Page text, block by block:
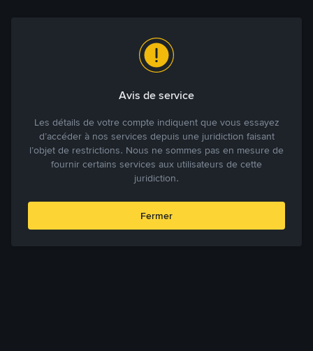
Avis de service
Les détails de votre compte indiquent que vous essayez
d’accéder à nos services depuis une juridiction faisant
l’objet de restrictions. Nous ne sommes pas en mesure de
fournir certains services aux utilisateurs de cette
juridiction.
Fermer